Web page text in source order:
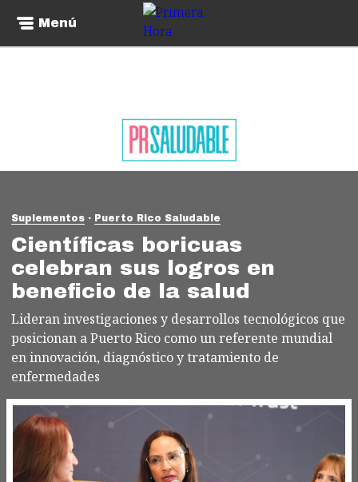
Menú
Suplementos Puerto Rico Saludable
Científicas boricuas
celebran sus logros en
beneficio de la salud
Lideran investigaciones y desarrollos tecnológicos que
posicionan a Puerto Rico como un referente mundial
en innovación, diagnóstico y tratamiento de
enfermedades